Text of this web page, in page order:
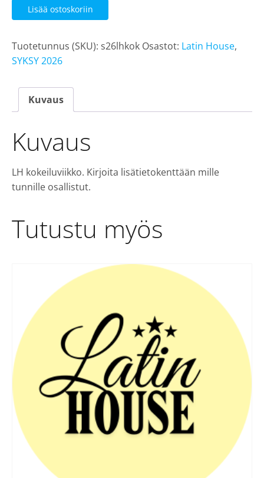
10e
10.8-
16.8.
Lisää ostoskoriin
Tuotetunnus (SKU): s26lhkok Osastot: Latin House,
SYKSY 2026
Kuvaus
Kuvaus
LH kokeiluviikko. Kirjoita lisätietokenttään mille
tunnille osallistut.
Tutustu myös